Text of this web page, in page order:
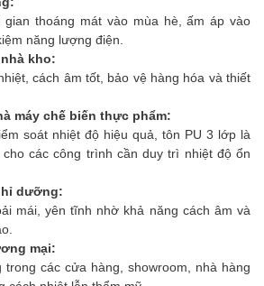
gian thoáng mát vào mùa hè, ấm áp vào
năng lượng điện.
kho:
cách âm tốt, bảo vệ hàng hóa và thiết
máy chế biến thực phẩm:
soát nhiệt độ hiệu quả, tôn PU 3 lớp là
các công trình cần duy trì nhiệt độ ổn
dưỡng:
mái, yên tĩnh nhờ khả năng cách âm và
mại:
các cửa hàng, showroom, nhà hàng